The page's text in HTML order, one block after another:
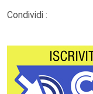
Condividi :